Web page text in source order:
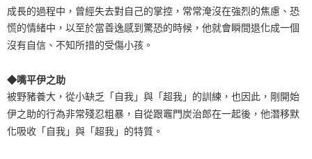
成長的過程中，曾經失去對自己的掌控，常常淹沒在強烈的焦慮、恐
慌的情緒中，以至於當善逸感到驚恐的時候，他就會瞬間退化成一個
沒有自信、不知所措的受傷小孩。
◆嘴平伊之助
被野豬養大，從小缺乏「自我」與「超我」的訓練，也因此，剛開始
伊之助的行為非常殘忍粗暴，自從跟竈門炭治郎在一起後，他潛移默
化吸收「自我」與「超我」的特質。